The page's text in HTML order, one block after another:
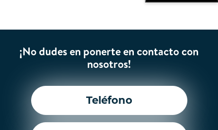
¡No dudes en ponerte en contacto con
nosotros!
Teléfono